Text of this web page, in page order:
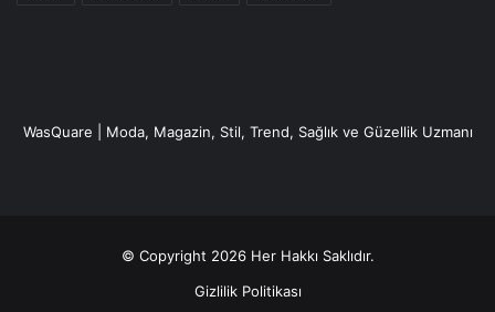
WasQuare | Moda, Magazin, Stil, Trend, Sağlık ve Güzellik Uzmanı
© Copyright 2026 Her Hakkı Saklıdır.
Gizlilik Politikası